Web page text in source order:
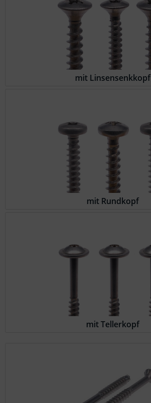
mit Linsensenkkopf
mit Rundkopf
mit Tellerkopf